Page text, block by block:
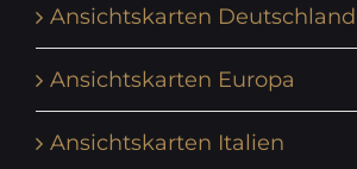
Ansichtskarten Deutschland
Ansichtskarten Europa
Ansichtskarten Italien